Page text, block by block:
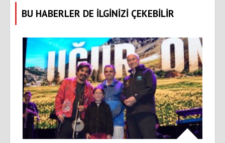
BU HABERLER DE İLGİNİZİ ÇEKEBİLİR